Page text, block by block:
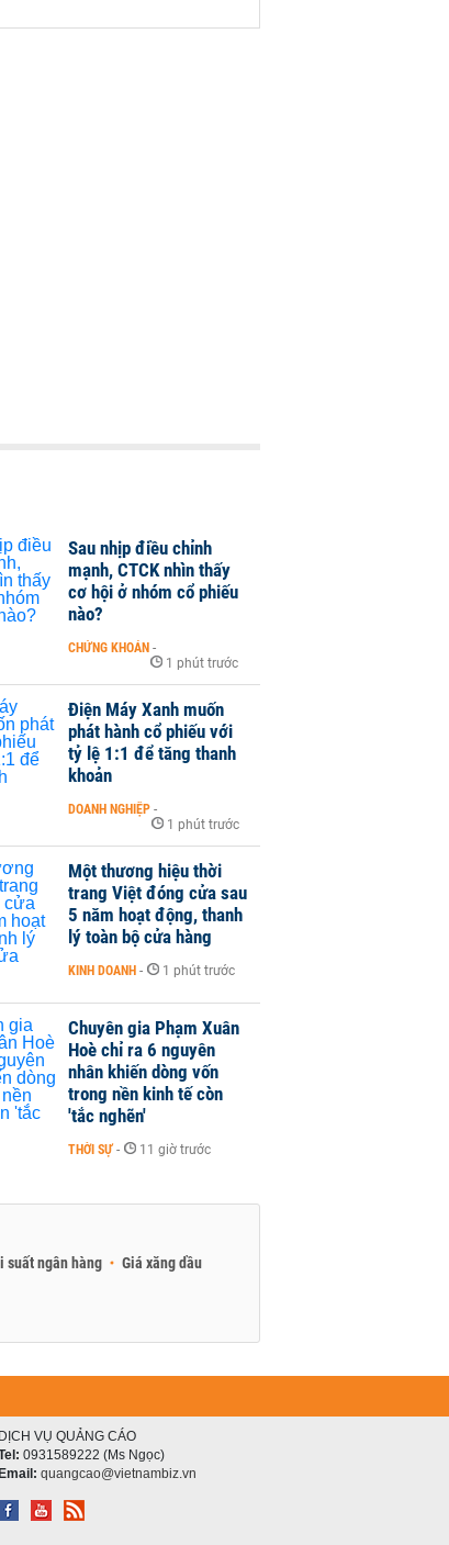
Sau nhịp điều chỉnh
mạnh, CTCK nhìn thấy
cơ hội ở nhóm cổ phiếu
nào?
CHỨNG KHOÁN -
1 phút trước
Điện Máy Xanh muốn
phát hành cổ phiếu với
tỷ lệ 1:1 để tăng thanh
khoản
DOANH NGHIỆP -
1 phút trước
Một thương hiệu thời
trang Việt đóng cửa sau
5 năm hoạt động, thanh
lý toàn bộ cửa hàng
KINH DOANH - 1 phút trước
Chuyên gia Phạm Xuân
Hoè chỉ ra 6 nguyên
nhân khiến dòng vốn
trong nền kinh tế còn
'tắc nghẽn'
THỜI SỰ - 11 giờ trước
suất ngân hàng
Giá xăng dầu
DỊCH VỤ QUẢNG CÁO
0931589222 (Ms Ngọc)
quangcao@vietnambiz.vn